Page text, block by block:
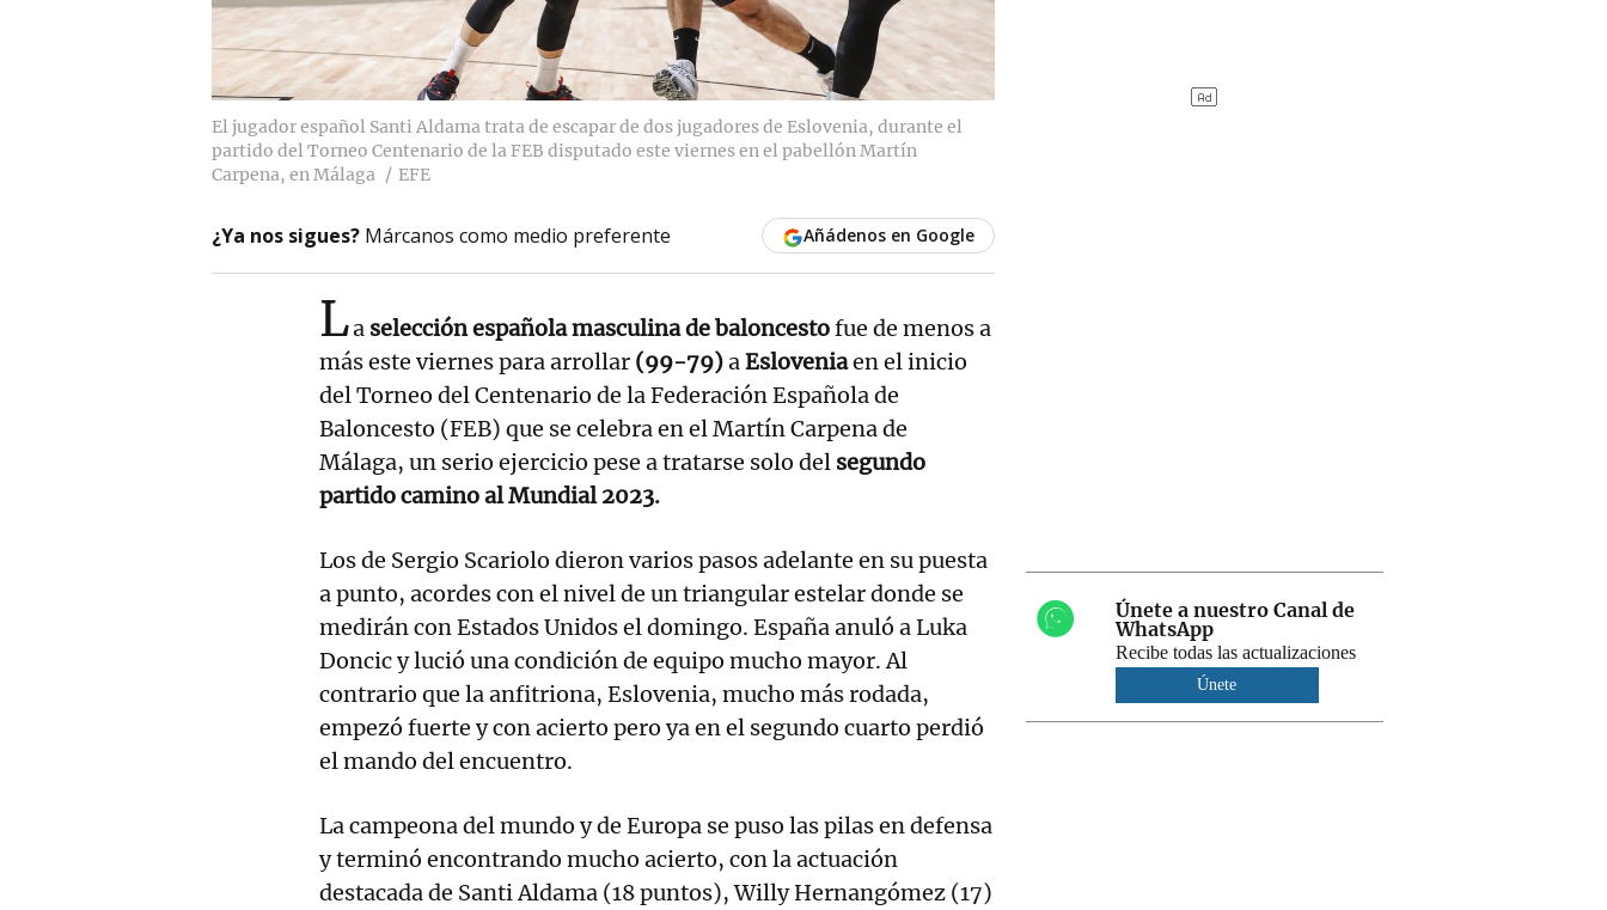
El jugador español Santi Aldama trata de escapar de dos jugadores de Eslovenia, durante el
partido del Torneo Centenario de la FEB disputado este viernes en el pabellón Martín
Carpena, en Málaga
EFE
¿Ya nos sigues? Márcanos como medio preferente Añádenos en Google
La selección española masculina de baloncestofue de menos a
más este viernes para arrollar (99-79)aEsloveniaen el inicio
del Torneo del Centenario de la Federación Española de
Baloncesto (FEB) que se celebra en el Martín Carpena de
Málaga, un serio ejercicio pese a tratarse solo del segundo
partido camino al Mundial 2023.
Los de Sergio Scariolo dieron varios pasos adelante en su puesta
a punto, acordes con el nivel de un triangular estelar donde se
medirán con Estados Unidos el domingo. España anuló a Luka
Doncic y lució una condición de equipo mucho mayor. Al
contrario que la anfitriona, Eslovenia, mucho más rodada,
empezó fuerte y con acierto pero ya en el segundo cuarto perdió
el mando del encuentro.
La campeona del mundo y de Europa se puso las pilas en defensa
y terminó encontrando mucho acierto, con la actuación
destacada de Santi Aldama (18 puntos), Willy Hernangómez (17)
Únete a nuestro Canal de
WhatsApp
Recibe todas las actualizaciones
Únete